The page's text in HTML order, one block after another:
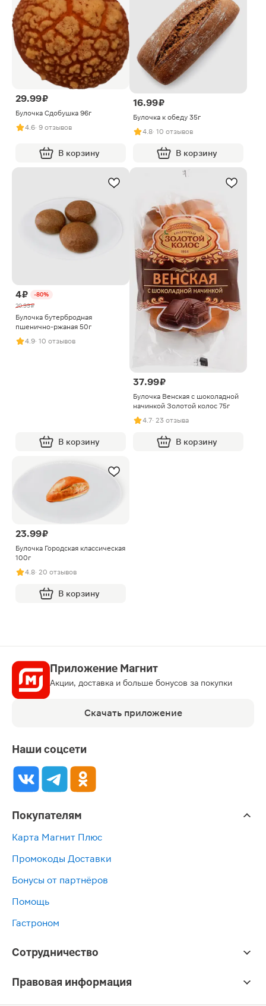
29.99 ₽
Булочка Сдобушка 96г
4.6· 9 отзывов
В корзину
16.99 ₽
Булочка к обеду 35г
4.8· 10 отзывов
В корзину
4 ₽
-80%
20.99 ₽
Булочка бутербродная
пшенично-ржаная 50г
4.9· 10 отзывов
В корзину
37.99 ₽
Булочка Венская с шоколадной
начинкой Золотой колос 75г
4.7· 23 отзыва
В корзину
23.99 ₽
Булочка Городская классическая
100г
4.8· 20 отзывов
В корзину
Приложение Магнит
Акции, доставка и больше бонусов за покупки
Скачать приложение
Наши соцсети
Покупателям
Карта Магнит Плюс
Промокоды Доставки
Бонусы от партнёров
Помощь
Гастроном
Сотрудничество
Правовая информация